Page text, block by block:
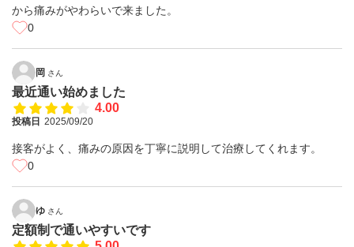
から痛みがやわらいで来ました。
0
岡 さん
最近通い始めました
4.00
投稿日 2025/09/20
接客がよく、痛みの原因を丁寧に説明して治療してくれます。
0
ゆ さん
定額制で通いやすいです